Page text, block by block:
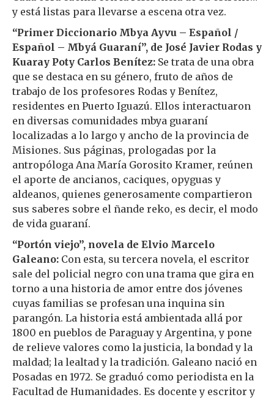
y está listas para llevarse a escena otra vez.
“Primer Diccionario Mbya Ayvu – Español /
Español – Mbyá Guaraní”, de José Javier Rodas y
Kuaray Poty Carlos Benítez: Se trata de una obra
que se destaca en su género, fruto de años de
trabajo de los profesores Rodas y Benítez,
residentes en Puerto Iguazú. Ellos interactuaron
en diversas comunidades mbya guaraní
localizadas a lo largo y ancho de la provincia de
Misiones. Sus páginas, prologadas por la
antropóloga Ana María Gorosito Kramer, reúnen
el aporte de ancianos, caciques, opyguas y
aldeanos, quienes generosamente compartieron
sus saberes sobre el ñande reko, es decir, el modo
de vida guaraní.
“Portón viejo”, novela de Elvio Marcelo
Galeano: Con esta, su tercera novela, el escritor
sale del policial negro con una trama que gira en
torno a una historia de amor entre dos jóvenes
cuyas familias se profesan una inquina sin
parangón. La historia está ambientada allá por
1800 en pueblos de Paraguay y Argentina, y pone
de relieve valores como la justicia, la bondad y la
maldad; la lealtad y la tradición. Galeano nació en
Posadas en 1972. Se graduó como periodista en la
Facultad de Humanidades. Es docente y escritor y